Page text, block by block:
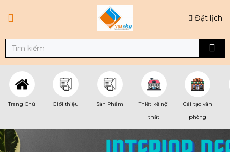
Đặt lịch
Trang Chủ Giới thiệu Sản Phẩm
Thiết kế nội
thất
Cải tạo văn
phòng